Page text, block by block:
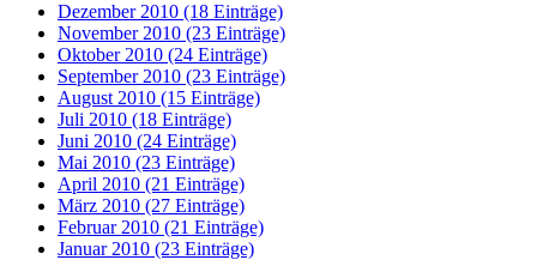
Dezember 2010 (18 Einträge)
November 2010 (23 Einträge)
Oktober 2010 (24 Einträge)
September 2010 (23 Einträge)
August 2010 (15 Einträge)
Juli 2010 (18 Einträge)
Juni 2010 (24 Einträge)
Mai 2010 (23 Einträge)
April 2010 (21 Einträge)
März 2010 (27 Einträge)
Februar 2010 (21 Einträge)
Januar 2010 (23 Einträge)